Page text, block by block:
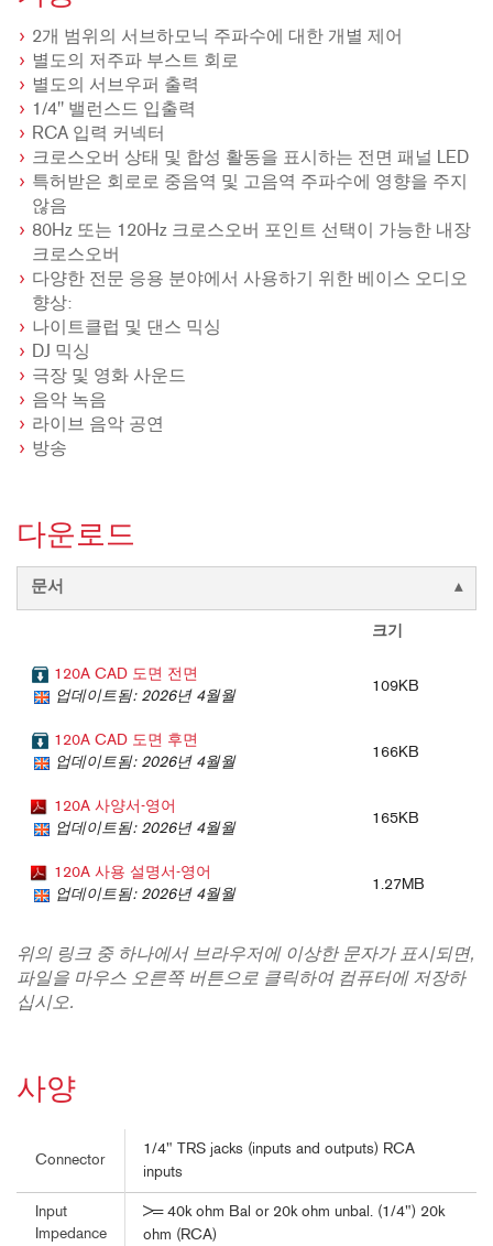
2개 범위의 서브하모닉 주파수에 대한 개별 제어
별도의 저주파 부스트 회로
별도의 서브우퍼 출력
1/4" 밸런스드 입출력
RCA 입력 커넥터
크로스오버 상태 및 합성 활동을 표시하는 전면 패널 LED
특허받은 회로로 중음역 및 고음역 주파수에 영향을 주지
않음
80Hz 또는 120Hz 크로스오버 포인트 선택이 가능한 내장
크로스오버
다양한 전문 응용 분야에서 사용하기 위한 베이스 오디오
향상:
나이트클럽 및 댄스 믹싱
DJ 믹싱
극장 및 영화 사운드
음악 녹음
라이브 음악 공연
방송
다운로드
문서
크기
120A CAD 도면 전면
업데이트됨: 2026년 4월월
109KB
120A CAD 도면 후면
업데이트됨: 2026년 4월월
166KB
120A 사양서-영어
업데이트됨: 2026년 4월월
165KB
120A 사용 설명서-영어
업데이트됨: 2026년 4월월
1.27MB
위의 링크 중 하나에서 브라우저에 이상한 문자가 표시되면,
파일을 마우스 오른쪽 버튼으로 클릭하여 컴퓨터에 저장하
십시오.
사양
Connector
1/4" TRS jacks (inputs and outputs) RCA
inputs
Input
Impedance
>= 40k ohm Bal or 20k ohm unbal. (1/4") 20k
ohm (RCA)